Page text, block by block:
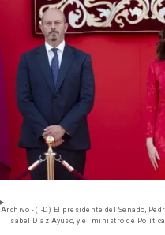
Archivo - (I-D) El presidente del Senado,
Isabel Díaz Ayuso, y el ministro de